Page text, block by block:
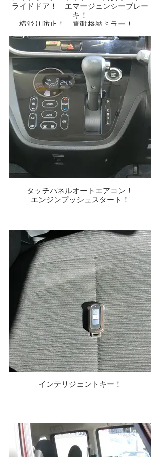
ライドドア！ エマージェンシーブレー
キ！
横滑り防止！ 電動格納ミラー！
タッチパネルオートエアコン！
エンジンプッシュスタート！
インテリジェントキー！